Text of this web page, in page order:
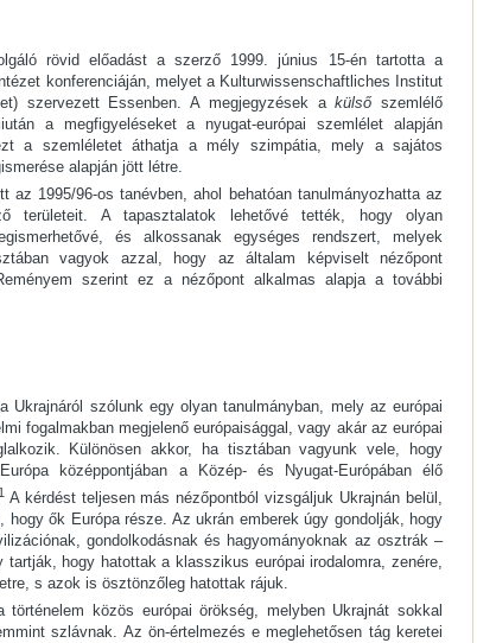
rövid előadást a szerző 1999. június 15-én tartotta a
konferenciáján, melyet a Kulturwissenschaftliches Institut
szervezett Essenben. A megjegyzések akülsőszemlélő
a megfigyeléseket a nyugat-európai szemlélet alapján
a szemléletet áthatja a mély szimpátia, mely a sajátos
alapján jött létre.
az 1995/96-os tanévben, ahol behatóan tanulmányozhatta az
területeit. A tapasztalatok lehetővé tették, hogy olyan
és alkossanak egységes rendszert, melyek
vagyok azzal, hogy az általam képviselt nézőpont
szerint ez a nézőpont alkalmas alapja a további
Ukrajnáról szólunk egy olyan tanulmányban, mely az európai
fogalmakban megjelenő európaisággal, vagy akár az európai
Különösen akkor, ha tisztában vagyunk vele, hogy
középpontjában a Közép- és Nyugat-Európában élő
1A kérdést teljesen más nézőpontból vizsgáljuk Ukrajnán belül,
ők Európa része. Az ukrán emberek úgy gondolják, hogy
gondolkodásnak és hagyományoknak az osztrák –
tartják, hogy hatottak a klasszikus európai irodalomra, zenére,
s azok is ösztönzőleg hatottak rájuk.
történelem közös európai örökség, melyben Ukrajnát sokkal
szlávnak. Az ön-értelmezés e meglehetősen tág keretei